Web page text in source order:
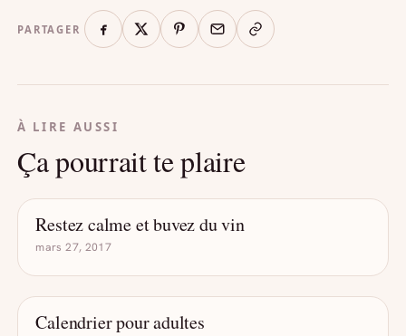
PARTAGER
À LIRE AUSSI
Ça pourrait te plaire
- DRÔLE D'ALCOOL
Restez calme et buvez du vin
mars 27, 2017
- DRÔLE D'ALCOOL
Calendrier pour adultes